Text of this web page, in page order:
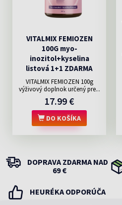
VITALMIX FEMIOZEN
100G myo-
inozitol+kyselina
listová 1+1 ZDARMA
VITALMIX FEMIOZEN 100g
výživový doplnok určený pre...
17.99 €
DO KOŠÍKA
DOPRAVA ZDARMA NAD
69 €
HEURÉKA ODPORÚČA